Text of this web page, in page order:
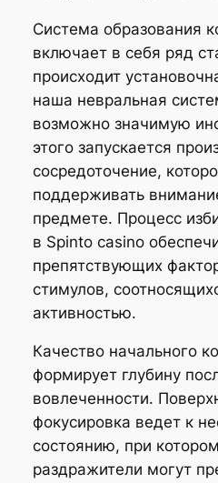
Система образования
включает в себя ряд
происходит
наша невральная
возможно значимую
этого запускается
сосредоточение,
поддерживать
предмете. Процесс
в Spinto casino
препятствующих
стимулов,
активностью.
Качество начального
формирует глубину
вовлеченности.
фокусировка ведет к
состоянию, при
раздражители могут